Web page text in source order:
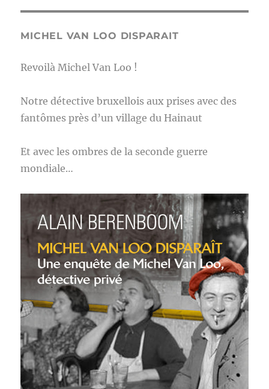
MICHEL VAN LOO DISPARAIT
Revoilà Michel Van Loo !
Notre détective bruxellois aux prises avec des
fantômes près d’un village du Hainaut
Et avec les ombres de la seconde guerre
mondiale…